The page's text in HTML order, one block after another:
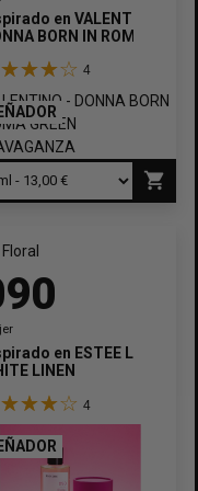
en VALENTINO
BORN IN ROMA
4
shopping_cart
Floral
en ESTEE LAUDER
LINEN
4